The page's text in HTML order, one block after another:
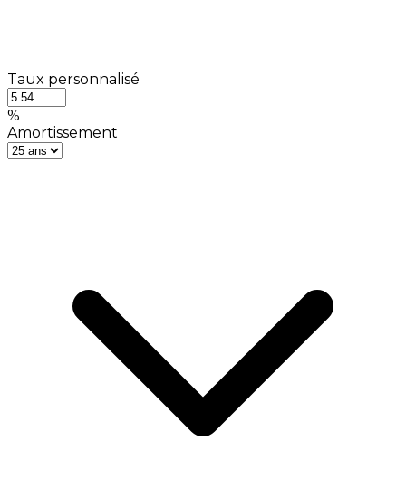
Taux personnalisé
%
Amortissement